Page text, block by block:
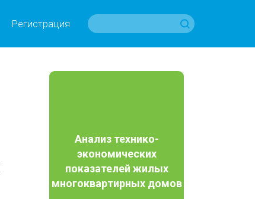
Регистрация
Анализ технико-
экономических
показателей жилых
многоквартирных домов